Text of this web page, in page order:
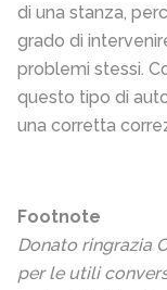
di una stanza,
grado di
problemi stessi.
questo tipo di
una corretta
Footnote
Donato ringrazia
per le utili